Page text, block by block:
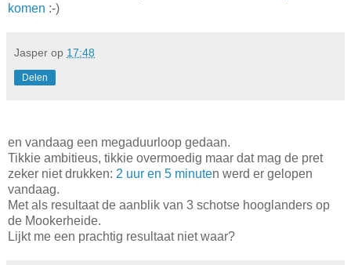
komen :-)
Jasper op 17:48
Delen
en vandaag een megaduurloop gedaan.
Tikkie ambitieus, tikkie overmoedig maar dat mag de pret
zeker niet drukken: 2 uur en 5 minuten werd er gelopen
vandaag.
Met als resultaat de aanblik van 3 schotse hooglanders op
de Mookerheide.
Lijkt me een prachtig resultaat niet waar?